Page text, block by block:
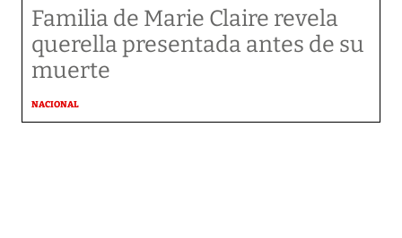
Familia de Marie Claire revela
querella presentada antes de su
muerte
NACIONAL